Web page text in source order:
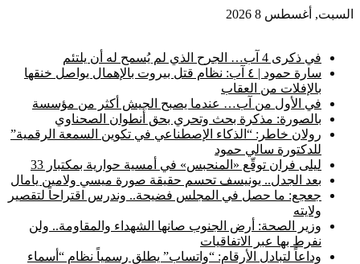
السبت, أغسطس 8 2026
في ذكرى 4 آب… الجرح الذي لم يُسمح له أن يلتئم
سارة حمود | ٤ آب: نظام قتل بيروت بالإهمال يواصل خنقها
بالإفلات من العقاب
في الأول من آب… عندما يصبح الجيش أكثر من مؤسسة
بالصورة: مذكرة بحث وتحري بحق أنطوان الصحناوي
رولان خاطر: “الذكاء الإصطناعي في تكوين السمعة الرقمية”
للدكتورة سالي حمود
ليلى فران توقّع «المنحبس» في أمسية حوارية بمكتبار 33
بعد الجدل.. يونيسف تحسم حقيقة صورة ميسي ولامين يامال
جعجع: ما حصل في المجلس فضيحة.. وندرس اقتراحاً لتقصير
ولايته
وزير الصحة: أرض الجنوب صانها الشهداء والمقاومة.. ولن
نفرط بها عبر الاتفاقيات
وداعاً لتبادل الأرقام: “واتساب” يطلق رسمياً نظام “أسماء